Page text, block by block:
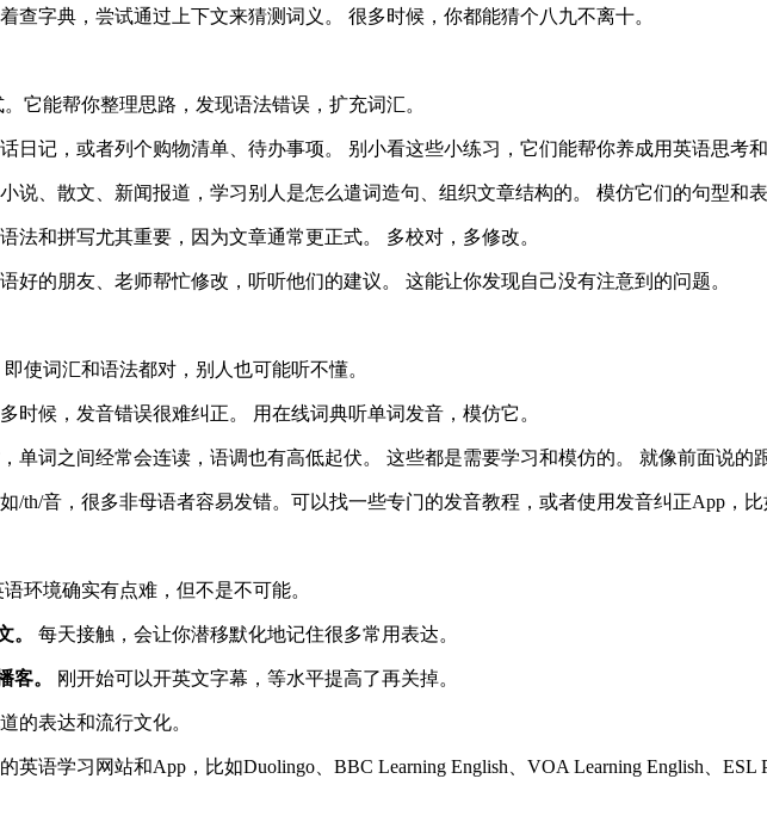
查字典，尝试通过上下文来猜测词义。 很多时候，你都能猜个八九不离十。
它能帮你整理思路，发现语法错误，扩充词汇。
日记，或者列个购物清单、待办事项。 别小看这些小练习，它们能帮你养成用英语思考和
说、散文、新闻报道，学习别人是怎么遣词造句、组织文章结构的。 模仿它们的句型和表
法和拼写尤其重要，因为文章通常更正式。 多校对，多修改。
好的朋友、老师帮忙修改，听听他们的建议。 这能让你发现自己没有注意到的问题。
使词汇和语法都对，别人也可能听不懂。
时候，发音错误很难纠正。 用在线词典听单词发音，模仿它。
单词之间经常会连读，语调也有高低起伏。 这些都是需要学习和模仿的。 就像前面说的
/th/音，很多非母语者容易发错。可以找一些专门的发音教程，或者使用发音纠正App，比
环境确实有点难，但不是不可能。
。 每天接触，会让你潜移默化地记住很多常用表达。
客。 刚开始可以开英文字幕，等水平提高了再关掉。
的表达和流行文化。
英语学习网站和App，比如Duolingo、BBC Learning English、VOA Learning English、ESL